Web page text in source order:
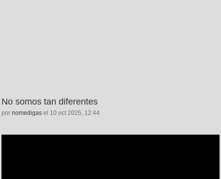
No somos tan diferentes
por nomedigas el 10 oct 2025, 12:44